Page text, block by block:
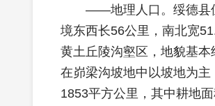
——地理人口。绥德县位
境东西长56公里，南北宽
黄土丘陵沟壑区，地貌基本
在峁梁沟坡地中以坡地为
1853平方公里，其中耕地